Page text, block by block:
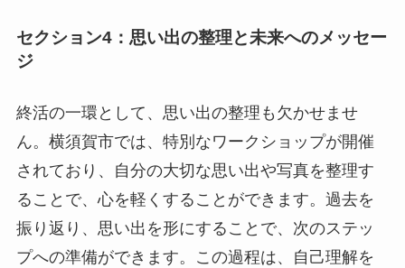
セクション4：思い出の整理と未来へのメッセー
ジ
終活の一環として、思い出の整理も欠かせませ
ん。横須賀市では、特別なワークショップが開催
されており、自分の大切な思い出や写真を整理す
ることで、心を軽くすることができます。過去を
振り返り、思い出を形にすることで、次のステッ
プへの準備ができます。この過程は、自己理解を